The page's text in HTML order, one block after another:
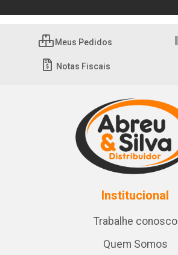
Meus Pedidos
Notas Fiscais
Institucional
Trabalhe conosco
Quem Somos